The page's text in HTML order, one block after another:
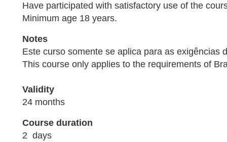
Have participated with satisfactory use of the
Minimum age 18 years.
Notes
Este curso somente se aplica para as exigências
This course only applies to the requirements of
Validity
24 months
Course duration
2 days